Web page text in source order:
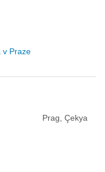
v Praze
Prag, Çekya